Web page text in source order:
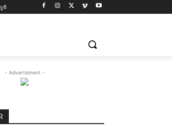
- Advertisment -